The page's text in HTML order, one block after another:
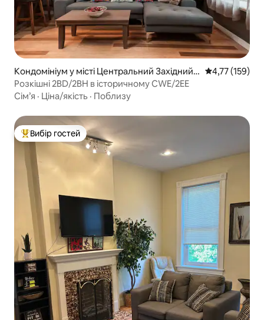
Кондомініум у місті Центральний Західний
Кінець
Середня
4,77 (159)
Розкішні 2BD/2BH в історичному CWE/2EE
Сім’я · Ціна/якість · Поблизу
Топ вибір гостей
Вибір гостей